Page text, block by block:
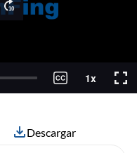
Descargar